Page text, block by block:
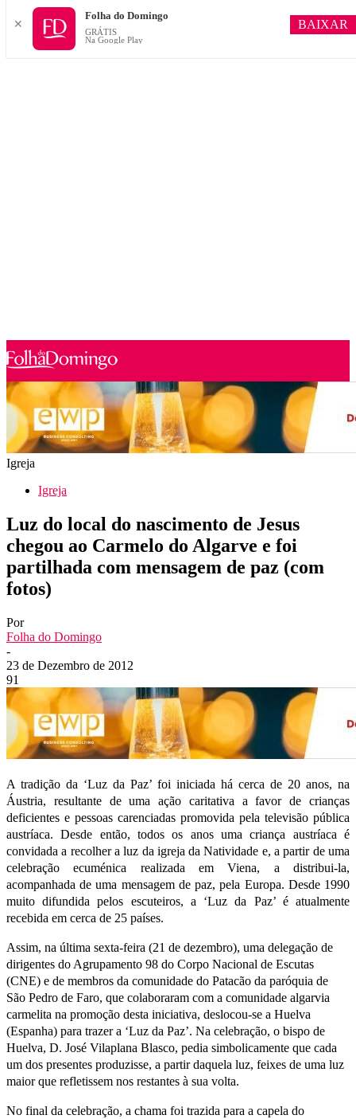
Igreja
Igreja
Luz do local do nascimento de Jesus
chegou ao Carmelo do Algarve e foi
partilhada com mensagem de paz (com
fotos)
Por
Folha do Domingo
-
23 de Dezembro de 2012
91
A tradição da ‘Luz da Paz’ foi iniciada há cerca de 20 anos, na
Áustria, resultante de uma ação caritativa a favor de crianças
deficientes e pessoas carenciadas promovida pela televisão pública
austríaca. Desde então, todos os anos uma criança austríaca é
convidada a recolher a luz da igreja da Natividade e, a partir de uma
celebração ecuménica realizada em Viena, a distribui-la,
acompanhada de uma mensagem de paz, pela Europa. Desde 1990
muito difundida pelos escuteiros, a ‘Luz da Paz’ é atualmente
recebida em cerca de 25 países.
Assim, na última sexta-feira (21 de dezembro), uma delegação de
dirigentes do Agrupamento 98 do Corpo Nacional de Escutas
(CNE) e de membros da comunidade do Patacão da paróquia de
São Pedro de Faro, que colaboraram com a comunidade algarvia
carmelita na promoção desta iniciativa, deslocou-se a Huelva
(Espanha) para trazer a ‘Luz da Paz’. Na celebração, o bispo de
Huelva, D. José Vilaplana Blasco, pedia simbolicamente que cada
um dos presentes produzisse, a partir daquela luz, feixes de uma luz
maior que refletissem nos restantes à sua volta.
No final da celebração, a chama foi trazida para a capela do
✕
Folha do Domingo
GRÁTIS
Na Google Play
BAIXAR